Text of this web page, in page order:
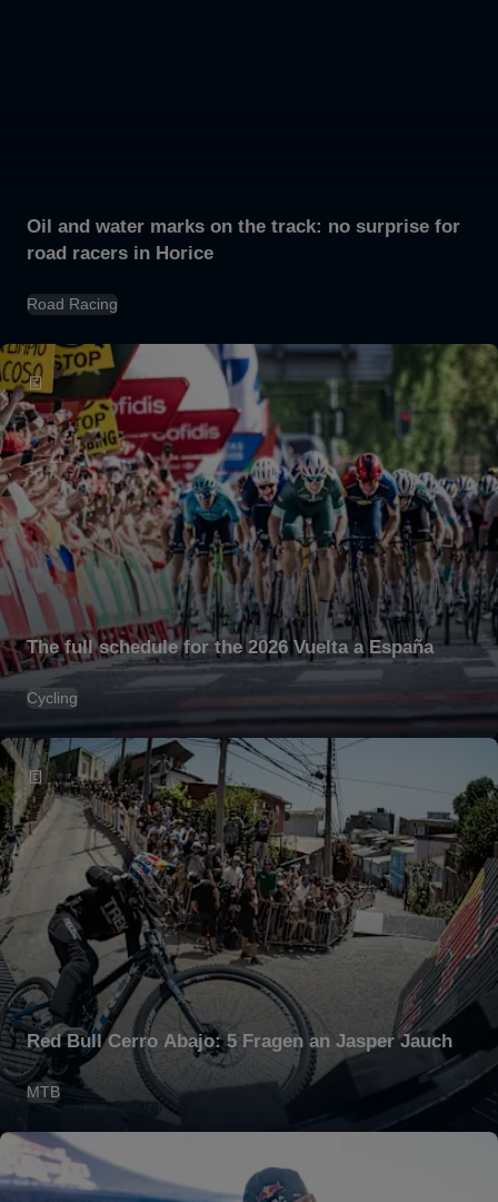
Oil and water marks on the track: no surprise for
road racers in Horice
Road Racing
The full schedule for the 2026 Vuelta a España
Cycling
Red Bull Cerro Abajo: 5 Fragen an Jasper Jauch
MTB